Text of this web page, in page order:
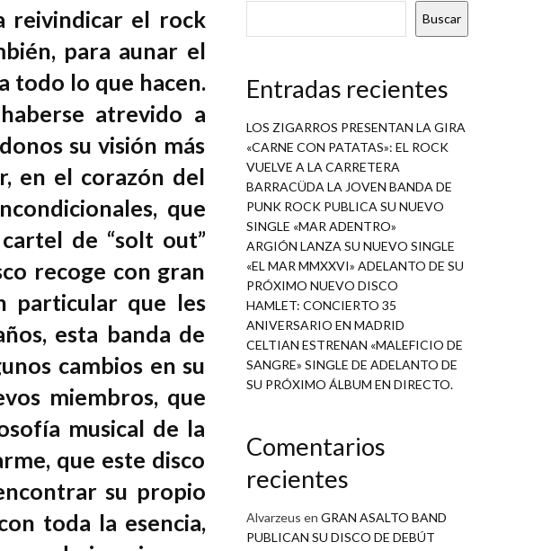
reivindicar el rock
para aunar el
todo lo que hacen.
atrevido a
su visión más
en el corazón del
que
de “solt out”
recoge con gran
particular que les
esta banda de
cambios en su
miembros, que
musical de la
que este disco
su propio
toda la esencia,
Buscar
Entradas recientes
LOS ZIGARROS PRESENTAN LA GIRA
«CARNE CON PATATAS»: EL ROCK
VUELVE A LA CARRETERA
BARRACÜDA LA JOVEN BANDA DE
PUNK ROCK PUBLICA SU NUEVO
SINGLE «MAR ADENTRO»
ARGIÓN LANZA SU NUEVO SINGLE
«EL MAR MMXXVI» ADELANTO DE SU
PRÓXIMO NUEVO DISCO
HAMLET: CONCIERTO 35
ANIVERSARIO EN MADRID
CELTIAN ESTRENAN «MALEFICIO DE
SANGRE» SINGLE DE ADELANTO DE
SU PRÓXIMO ÁLBUM EN DIRECTO.
Comentarios
recientes
Alvarzeus en GRAN ASALTO BAND
PUBLICAN SU DISCO DE DEBÚT